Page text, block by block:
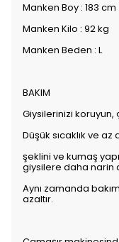
Manken Boy : 183 cm
Manken Kilo : 92 kg
Manken Beden : L
BAKIM
Giysilerinizi koruyun,
Düşük sıcaklık ve
şeklini ve kumaş
giysilere daha narin
Aynı zamanda
azaltır.